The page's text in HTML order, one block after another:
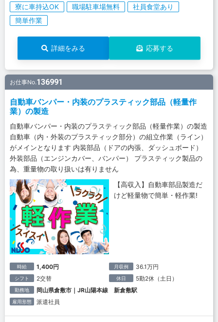
寮に車持込OK 職場駐車場無料
社員食堂あり
簡単作業
詳細をみる 応募する
お仕事No.136991
自動車バンパー・内装のプラスティック部品（軽量作
業）の製造
自動車バンパー・内装のプラスティック部品（軽量作業）の製造
自動車（内・外装のプラスティック部分）の組立作業（ライン）
がメインとなります 内装部品（ドアの内張、ダッシュボード）
外装部品（エンジンカバー、バンパー） プラスティック製品の
為、重量物の取り扱いは有りません
【高収入】自動車部品製造だ
けど軽量物で簡単・軽作業!
時給 1,400円 月収例 36.1万円
シフト 2交替 休日 5勤2休（土日）
勤務地 岡山県倉敷市｜JR山陽本線 新倉敷駅
雇用形態 派遣社員